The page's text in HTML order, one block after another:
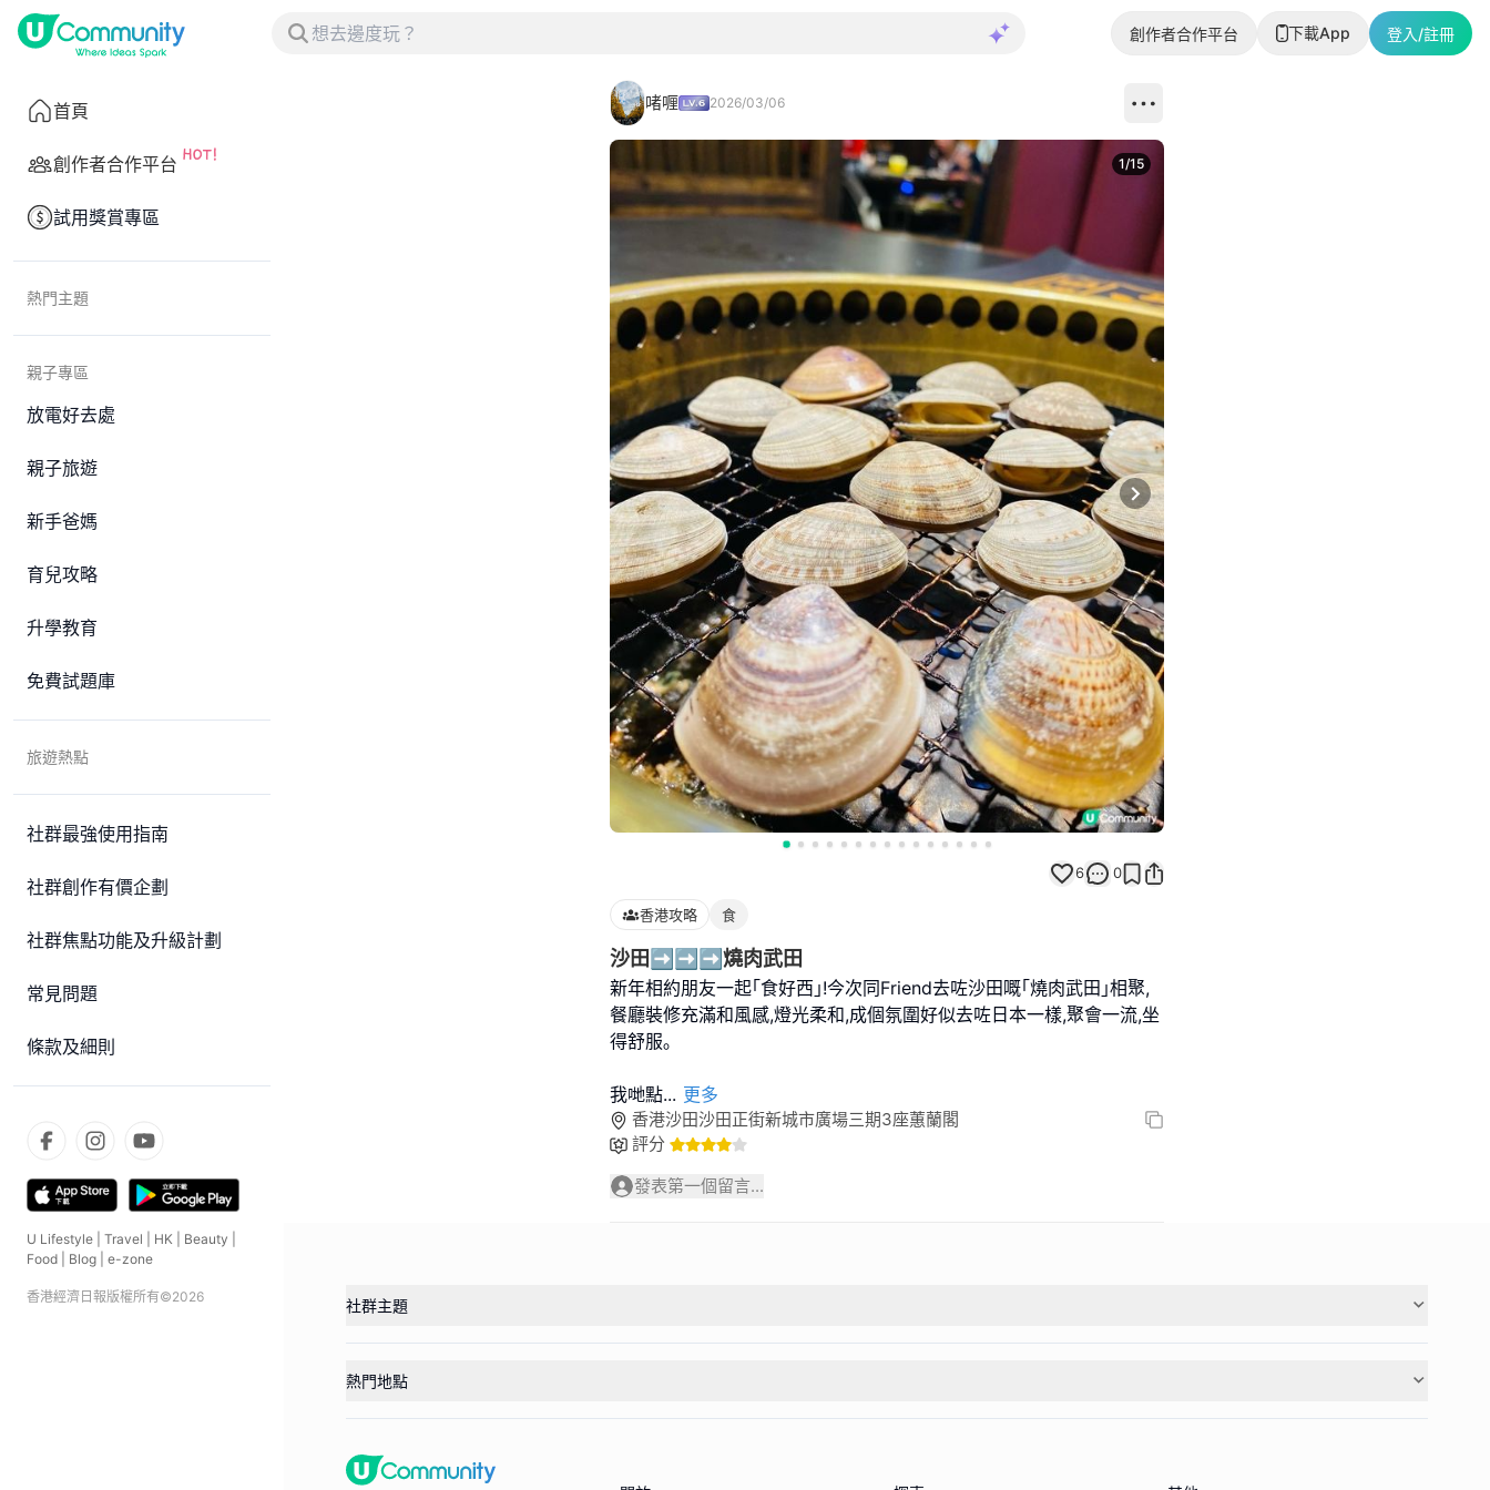
創作者合作平台 下載App 登入/註冊
首頁
創作者合作平台
試用獎賞專區
熱門主題
親子專區
放電好去處
親子旅遊
新手爸媽
育兒攻略
升學教育
免費試題庫
旅遊熱點
社群最強使用指南
社群創作有價企劃
社群焦點功能及升級計劃
常見問題
條款及細則
U Lifestyle Travel HK Beauty
Food
Blog e-zone
香港經濟日報版權所有©2026
啫喱 2026/03/06
Next slide
1/15
6 0
香港攻略 食
沙田➡️➡️➡️燒肉武田
新年相約朋友一起｢食好西｣!今次同Friend去咗沙田嘅｢燒肉武田｣相聚,
餐廳裝修充滿和風感,燈光柔和,成個氛圍好似去咗日本一樣,聚會一流,坐
得舒服｡
我哋點... 更多
香港沙田沙田正街新城市廣場三期3座蕙蘭閣
評分
發表第一個留言...
社群主題
熱門地點